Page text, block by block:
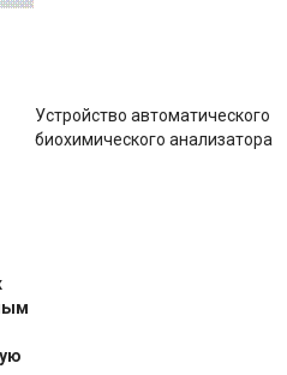
Устройство автоматического
биохимического анализатора